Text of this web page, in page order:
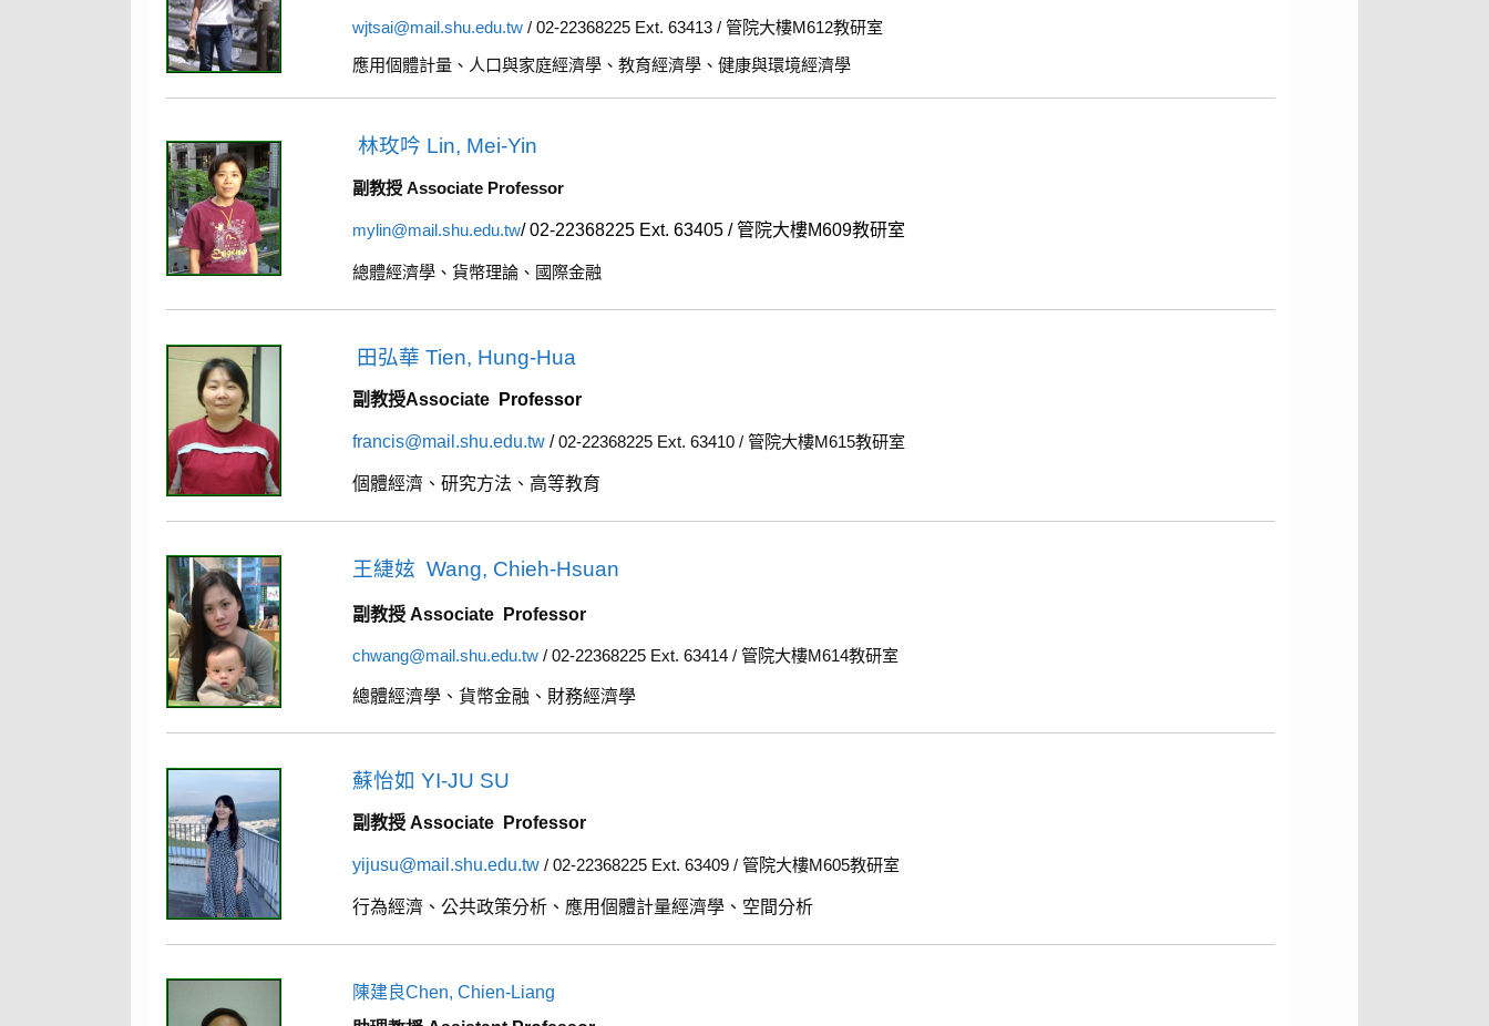
wjtsai@mail.shu.edu.tw/ 02-22368225 Ext. 63413 / 管院大樓M612教研室
應用個體計量、人口與家庭經濟學、教育經濟學、健康與環境經濟學
林玫吟 Lin, Mei-Yin
副教授 Associate Professor
mylin@mail.shu.edu.tw/ 02-22368225 Ext. 63405 / 管院大樓M609教研室
總體經濟學、貨幣理論、國際金融
田弘華 Tien, Hung-Hua
副教授Associate Professor
francis@mail.shu.edu.tw/02-22368225 Ext. 63410 / 管院大樓M615教研室
個體經濟、研究方法、高等教育
王緁妶 Wang, Chieh-Hsuan
副教授 Associate Professor
chwang@mail.shu.edu.tw / 02-22368225 Ext. 63414 / 管院大樓M614教研室
總體經濟學、貨幣金融、財務經濟學
蘇怡如 YI-JU SU
副教授 Associate Professor
yijusu@mail.shu.edu.tw / 02-22368225 Ext. 63409 / 管院大樓M605教研室
行為經濟、公共政策分析、應用個體計量經濟學、空間分析
陳建良Chen, Chien-Liang